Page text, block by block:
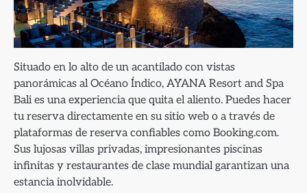
Situado en lo alto de un acantilado con vistas
panorámicas al Océano Índico, AYANA Resort and Spa
Bali es una experiencia que quita el aliento. Puedes hacer
tu reserva directamente en su sitio web o a través de
plataformas de reserva confiables como Booking.com.
Sus lujosas villas privadas, impresionantes piscinas
infinitas y restaurantes de clase mundial garantizan una
estancia inolvidable.